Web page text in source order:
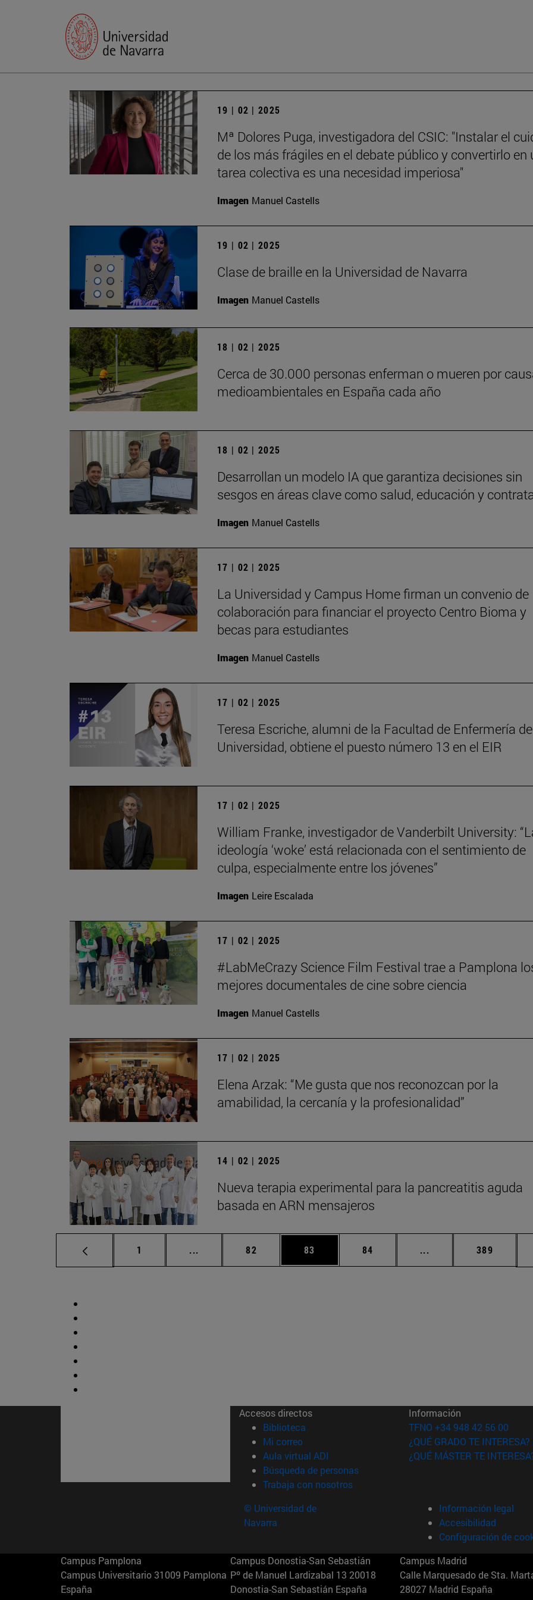
19 | 02 | 2025
Mª Dolores Puga, investigadora del CSIC: "Instalar el
de los más frágiles en el debate público y convertirlo en
tarea colectiva es una necesidad imperiosa"
Imagen Manuel Castells
19 | 02 | 2025
Clase de braille en la Universidad de Navarra
Imagen Manuel Castells
18 | 02 | 2025
Cerca de 30.000 personas enferman o mueren por
medioambientales en España cada año
18 | 02 | 2025
Desarrollan un modelo IA que garantiza decisiones sin
sesgos en áreas clave como salud, educación y
Imagen Manuel Castells
17 | 02 | 2025
La Universidad y Campus Home firman un convenio de
colaboración para financiar el proyecto Centro Bioma y
becas para estudiantes
Imagen Manuel Castells
17 | 02 | 2025
Teresa Escriche, alumni de la Facultad de Enfermería
Universidad, obtiene el puesto número 13 en el EIR
17 | 02 | 2025
William Franke, investigador de Vanderbilt University:
ideología ‘woke’ está relacionada con el sentimiento de
culpa, especialmente entre los jóvenes”
Imagen Leire Escalada
17 | 02 | 2025
#LabMeCrazy Science Film Festival trae a Pamplona
mejores documentales de cine sobre ciencia
Imagen Manuel Castells
17 | 02 | 2025
Elena Arzak: “Me gusta que nos reconozcan por la
amabilidad, la cercanía y la profesionalidad”
14 | 02 | 2025
Nueva terapia experimental para la pancreatitis aguda
basada en ARN mensajeros
Página
1 ... Páginas intermedias Use TAB para desplazarse.
Página
82 Página
83 Página
84 ... Páginas intermedias
Página
389
Accesos directos
Biblioteca (abre en nueva ventana)
Mi correo(abre en nueva ventana)
Aula virtual ADI (abre en nueva ventana)
Búsqueda de personas(abre en nueva ventana)
Trabaja con nosotros(abre en nueva ventana)
Información
TFNO +34 948 42 56 00
¿QUÉ GRADO TE INTERESA?
¿QUÉ MÁSTER TE
© Universidad de
Navarra
Información legal
Accesibilidad
Configuración de
Campus Pamplona
Campus Universitario 31009 Pamplona
España
Campus Donostia-San Sebastián
Pº de Manuel Lardizabal 13 20018
Donostia-San Sebastián España
Campus Madrid
Calle Marquesado de Sta.
28027 Madrid España